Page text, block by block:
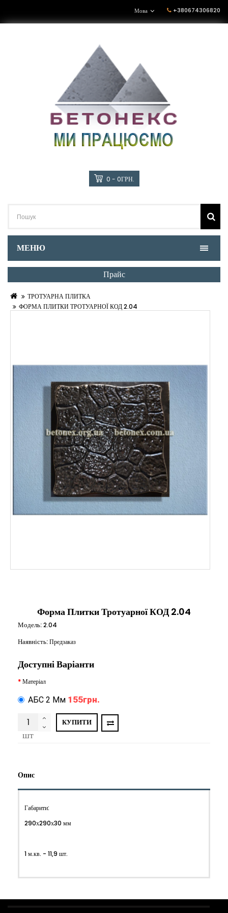
+380674306820
Мова
0 - 0ГРН.
МЕНЮ
Прайс
ТРОТУАРНА ПЛИТКА
ФОРМА ПЛИТКИ ТРОТУАРНОЇ КОД 2.04
Форма Плитки Тротуарної КОД 2.04
Модель:2.04
Наявність:Предзаказ
Доступні Варіанти
Матеріал
АБС 2 Мм 155грн.
шт
КУПИТИ
Опис
Габарити:
290х290х30 мм
1 м.кв. - 11,9 шт.